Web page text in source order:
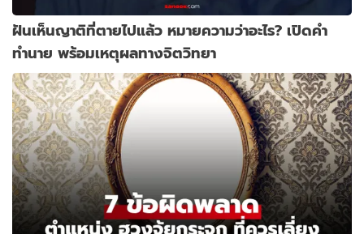
ฝันเห็นญาติที่ตายไปแล้ว หมายความว่าอะไร? เปิดคำ
ทำนาย พร้อมเหตุผลทางจิตวิทยา